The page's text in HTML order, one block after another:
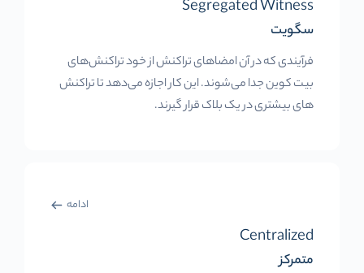
Segregated Witness
سگویت
فرآیندی که در آن امضاهای تراکنش از خود تراکنش‌های
بیت کوین جدا می‌شوند. این کار اجازه می‌دهد تا تراکنش
های بیشتری در یک بلاک قرار گیرند.
ادامه
Centralized
متمرکز